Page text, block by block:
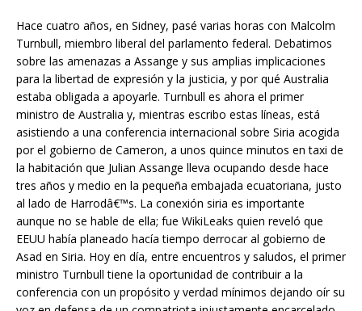
Hace cuatro años, en Sidney, pasé varias horas con Malcolm
Turnbull, miembro liberal del parlamento federal. Debatimos
sobre las amenazas a Assange y sus amplias implicaciones
para la libertad de expresión y la justicia, y por qué Australia
estaba obligada a apoyarle. Turnbull es ahora el primer
ministro de Australia y, mientras escribo estas líneas, está
asistiendo a una conferencia internacional sobre Siria acogida
por el gobierno de Cameron, a unos quince minutos en taxi de
la habitación que Julian Assange lleva ocupando desde hace
tres años y medio en la pequeña embajada ecuatoriana, justo
al lado de Harrodâ€™s. La conexión siria es importante
aunque no se hable de ella; fue WikiLeaks quien reveló que
EEUU había planeado hacía tiempo derrocar al gobierno de
Asad en Siria. Hoy en día, entre encuentros y saludos, el primer
ministro Turnbull tiene la oportunidad de contribuir a la
conferencia con un propósito y verdad mínimos dejando oír su